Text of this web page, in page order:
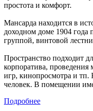
простота и комфорт.
Мансарда находится в
доходном доме 1904 года
группой, винтовой
Пространство подходит
корпоратива, проведения
игр, кинопросмотра и тп.
человек. В помещении
Подробнее